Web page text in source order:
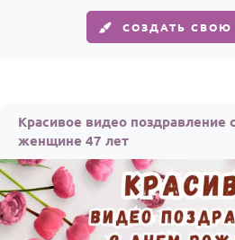
СОЗДАТЬ
Красивое видео
женщине 47 лет